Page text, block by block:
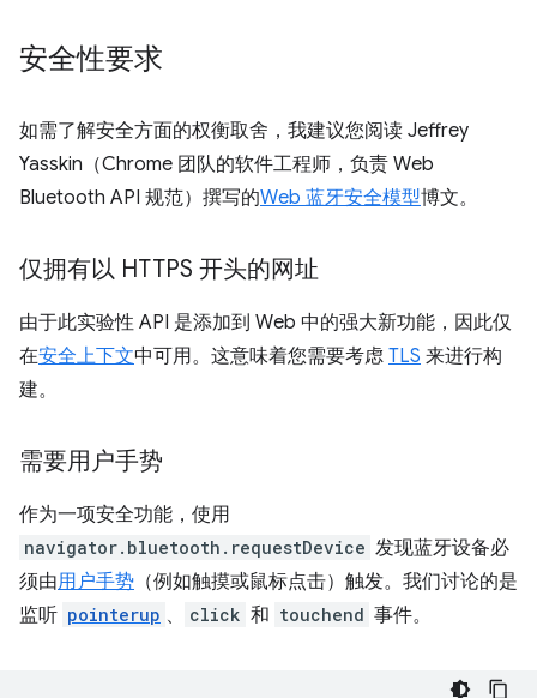
安全性要求
如需了解安全方面的权衡取舍，我建议您阅读 Jeffrey
Yasskin（Chrome 团队的软件工程师，负责 Web
Bluetooth API 规范）撰写的Web 蓝牙安全模型博文。
仅拥有以 HTTPS 开头的网址
由于此实验性 API 是添加到 Web 中的强大新功能，因此仅
在安全上下文中可用。这意味着您需要考虑 TLS 来进行构
建。
需要用户手势
作为一项安全功能，使用
navigator.bluetooth.requestDevice 发现蓝牙设备必
须由用户手势 （例如触摸或鼠标点击）触发。我们讨论的是
监听 pointerup 、 click 和 touchend 事件。